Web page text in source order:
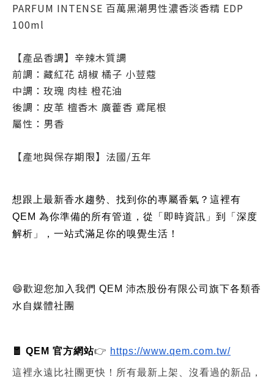
PARFUM INTENSE 百萬黑潮男性濃香淡香精 EDP
100ml
【產品香調】辛辣木質調
前調：藏紅花 胡椒 橘子 小荳蔻
中調：玫瑰 肉桂 橙花油
後調：皮革 檀香木 廣藿香 鳶尾根
屬性：男香
【產地與保存期限】法國/五年
想跟上最新香水趨勢、找到你的專屬香氣？這裡有
QEM 為你準備的所有管道，從「即時資訊」到「深度
解析」，一站式滿足你的嗅覺生活！
😄歡迎您加入我們 QEM 沛杰股份有限公司旗下各類香
水自媒體社團
🧧 QEM 官方網站👉 https://www.qem.com.tw/
這裡永遠比社團更快！所有最新上架、沒看過的新品，